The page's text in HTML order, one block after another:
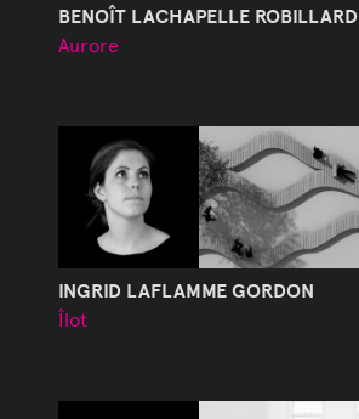
BENOÎT LACHAPELLE ROBILLARD
Aurore
INGRID LAFLAMME GORDON
Îlot